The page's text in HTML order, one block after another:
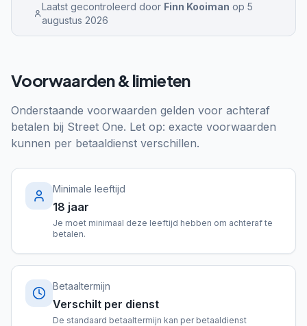
Laatst gecontroleerd door Finn Kooiman op5
augustus 2026
Voorwaarden & limieten
Onderstaande voorwaarden gelden voor achteraf
betalen bij Street One. Let op: exacte voorwaarden
kunnen per betaaldienst verschillen.
Minimale leeftijd
18 jaar
Je moet minimaal deze leeftijd hebben om achteraf te
betalen.
Betaaltermijn
Verschilt per dienst
De standaard betaaltermijn kan per betaaldienst